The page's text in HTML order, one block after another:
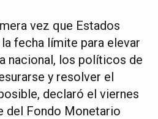
vez que Estados
fecha límite para elevar
nacional, los políticos de
y resolver el
declaró el viernes
del Fondo Monetario